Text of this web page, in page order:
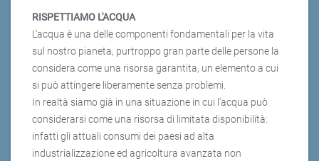
RISPETTIAMO L'ACQUA
L'acqua è una delle componenti fondamentali per la vita
sul nostro pianeta, purtroppo gran parte delle persone la
considera come una risorsa garantita, un elemento a cui
si può attingere liberamente senza problemi.
In realtà siamo già in una situazione in cui l'acqua può
considerarsi come una risorsa di limitata disponibilità:
infatti gli attuali consumi dei paesi ad alta
industrializzazione ed agricoltura avanzata non